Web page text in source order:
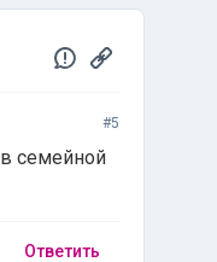
#5
семейной
Ответить